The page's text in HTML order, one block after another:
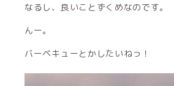
なるし、良いことずくめなのです。
んー。
バーベキューとかしたいねっ！